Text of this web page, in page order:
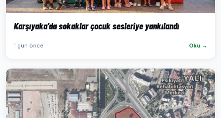
Karşıyaka'da sokaklar çocuk sesleriye yankılandı
1 gün önce Oku →